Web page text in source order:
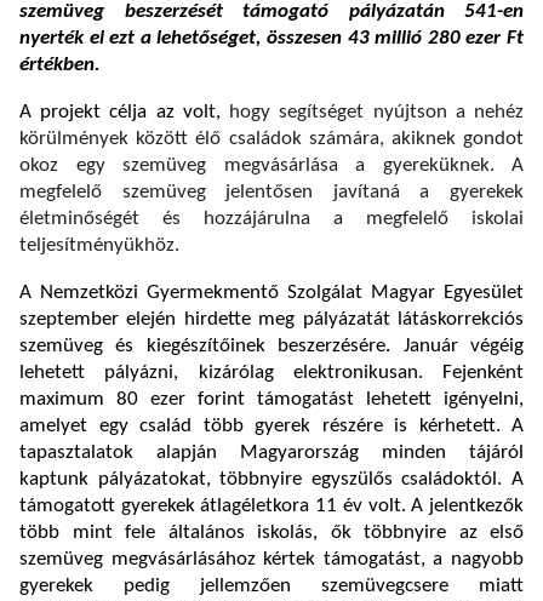
szemüveg beszerzését támogató pályázatán 541-en
nyerték el ezt a lehetőséget, összesen 43 millió 280 ezer Ft
értékben.
A projekt célja az volt, hogysegítséget nyújtson a nehéz
körülmények között élő családok számára, akiknek gondot
okoz egy szemüveg megvásárlása a gyereküknek. A
megfelelő szemüveg jelentősen javítaná a gyerekek
életminőségét és hozzájárulna a megfelelő iskolai
teljesítményükhöz.
A Nemzetközi Gyermekmentő Szolgálat Magyar Egyesület
szeptember elején hirdette meg pályázatát látáskorrekciós
szemüveg és kiegészítőinek beszerzésére. Január végéig
lehetett pályázni, kizárólag elektronikusan. Fejenként
maximum 80 ezer forint támogatást lehetett igényelni,
amelyet egy család több gyerek részére is kérhetett. A
tapasztalatok alapján Magyarország minden tájáról
kaptunk pályázatokat, többnyire egyszülős családoktól. A
támogatott gyerekek átlagéletkora 11 év volt. A jelentkezők
több mint fele általános iskolás, ők többnyire az első
szemüveg megvásárlásához kértek támogatást, a nagyobb
gyerekek pedig jellemzően szemüvegcsere miatt